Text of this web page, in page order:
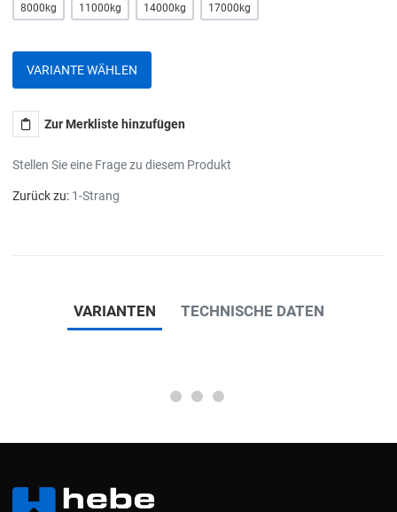
8000kg 11000kg 14000kg 17000kg
VARIANTE WÄHLEN
Zur Merkliste hinzufügen
Stellen Sie eine Frage zu diesem Produkt
Zurück zu: 1-Strang
VARIANTEN TECHNISCHE DATEN